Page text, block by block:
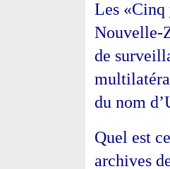
Les «Cinq
Nouvelle-
de
du nom
Quel est
archives